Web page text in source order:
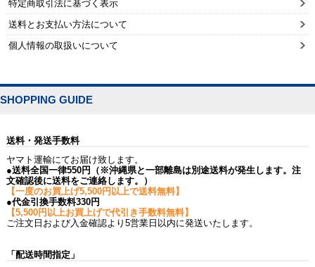
特定商取引法に基づく表示
送料とお支払い方法について
個人情報の取扱いについて
SHOPPING GUIDE
送料・発送手数料
ヤマト運輸にてお届け致します。
●送料全国一律550円（※沖縄県と一部離島は別途送料が発生します。注
文確認後に送料をご連絡します。）
【一度のお買上げ5,500円以上で送料無料】
●代金引換手数料330円
【5,500円以上お買上げで代引き手数料無料】
ご注文日および入金確認より5営業日以内に発送いたします。
「配送時間指定」